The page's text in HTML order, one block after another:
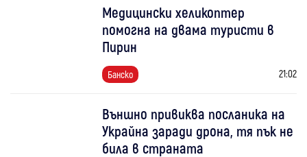
Медицински хеликоптер
помогна на двама туристи в
Пирин
Банско 21:02
Външно привиква посланика на
Украйна заради дрона, тя пък не
била в страната